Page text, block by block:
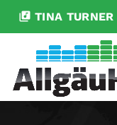
library_music TINA TURNER